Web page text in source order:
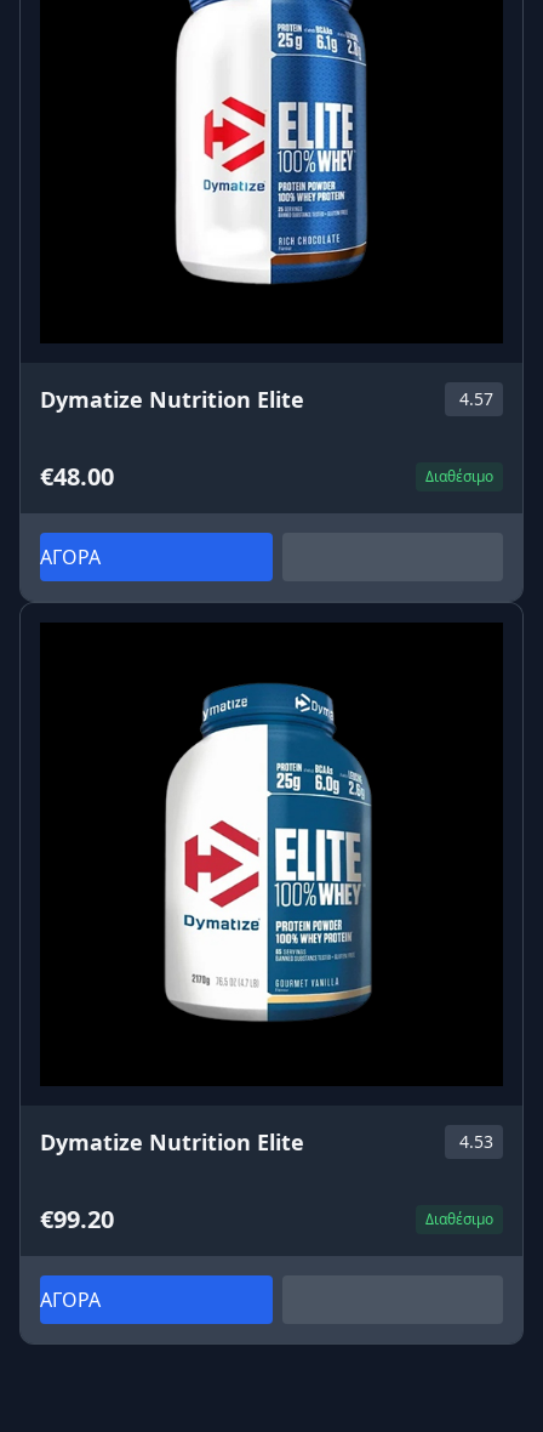
Dymatize Nutrition Elite 4.57
€48.00 Διαθέσιμο
ΑΓΟΡΑ
Dymatize Nutrition Elite 4.53
€99.20 Διαθέσιμο
ΑΓΟΡΑ